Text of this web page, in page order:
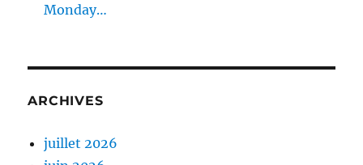
Monday…
ARCHIVES
juillet 2026